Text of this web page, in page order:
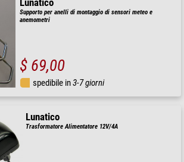
Lunatico
Supporto per anelli di montaggio di sensori meteo e
anemometri
$ 69,00
spedibile in3-7 giorni
Lunatico
Trasformatore Alimentatore 12V/4A